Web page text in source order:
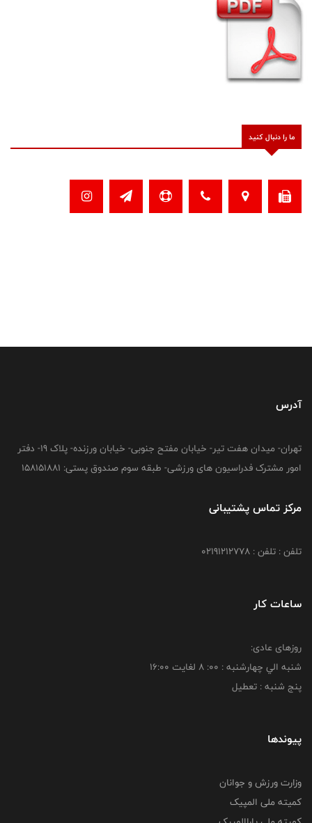
ما را دنبال کنید
آدرس
تهران- میدان هفت تیر- خیابان مفتح جنوبی- خیابان ورزنده- پلاک 19- دفتر
امور مشترک فدراسیون های ورزشی- طبقه سوم صندوق پستی: 158151881
مرکز تماس پشتیبانی
تلفن : تلفن : 02191212778
ساعات کار
روزهای عادی:
شنبه الي چهارشنبه : 00: 8 لغايت 16:00
پنج شنبه : تعطیل
پیوندها
وزارت ورزش و جوانان
کمیته ملی المپیک